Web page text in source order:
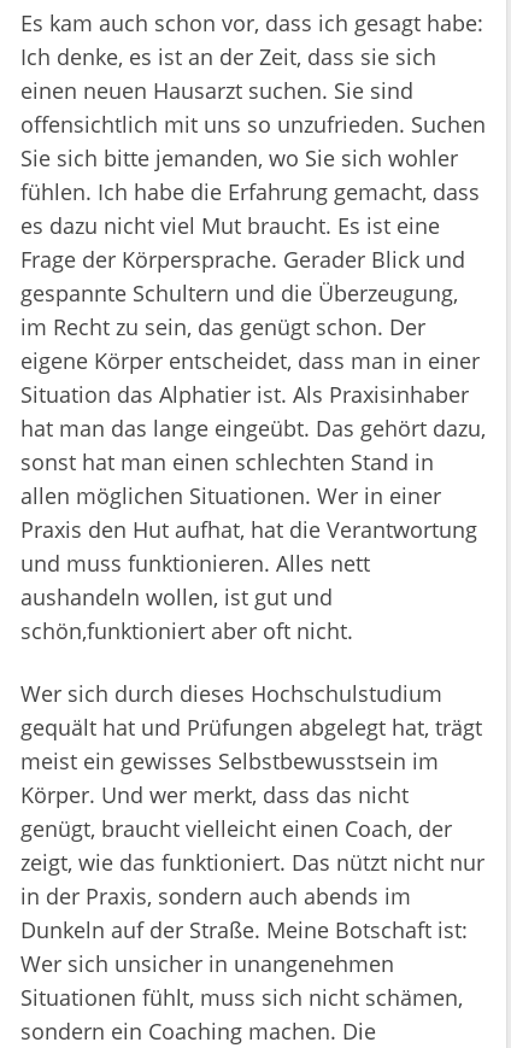
Es kam auch schon vor, dass ich gesagt habe:
Ich denke, es ist an der Zeit, dass sie sich
einen neuen Hausarzt suchen. Sie sind
offensichtlich mit uns so unzufrieden. Suchen
Sie sich bitte jemanden, wo Sie sich wohler
fühlen. Ich habe die Erfahrung gemacht, dass
es dazu nicht viel Mut braucht. Es ist eine
Frage der Körpersprache. Gerader Blick und
gespannte Schultern und die Überzeugung,
im Recht zu sein, das genügt schon. Der
eigene Körper entscheidet, dass man in einer
Situation das Alphatier ist. Als Praxisinhaber
hat man das lange eingeübt. Das gehört dazu,
sonst hat man einen schlechten Stand in
allen möglichen Situationen. Wer in einer
Praxis den Hut aufhat, hat die Verantwortung
und muss funktionieren. Alles nett
aushandeln wollen, ist gut und
schön,funktioniert aber oft nicht.
Wer sich durch dieses Hochschulstudium
gequält hat und Prüfungen abgelegt hat, trägt
meist ein gewisses Selbstbewusstsein im
Körper. Und wer merkt, dass das nicht
genügt, braucht vielleicht einen Coach, der
zeigt, wie das funktioniert. Das nützt nicht nur
in der Praxis, sondern auch abends im
Dunkeln auf der Straße. Meine Botschaft ist:
Wer sich unsicher in unangenehmen
Situationen fühlt, muss sich nicht schämen,
sondern ein Coaching machen. Die